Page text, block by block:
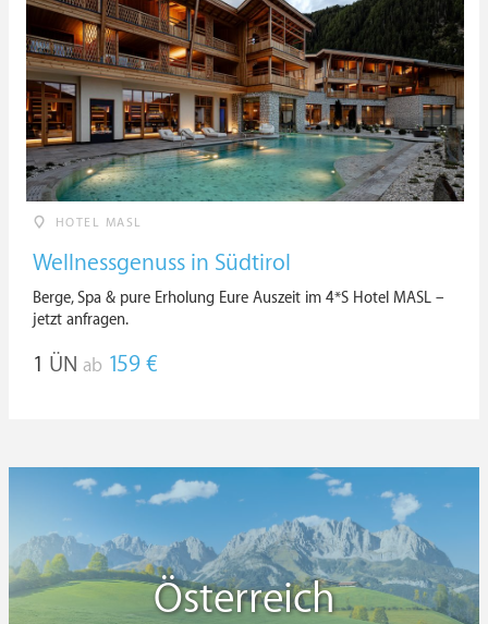
HOTEL MASL
Wellnessgenuss in Südtirol
Berge, Spa & pure Erholung Eure Auszeit im 4*S Hotel MASL –
jetzt anfragen.
1 ÜN ab 159 €
Österreich